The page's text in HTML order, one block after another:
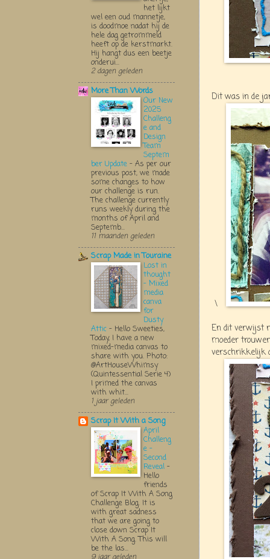
Dit was in de
\
En dit verwijst
moeder
het lijkt
wel een oud mannetje,
is doodmoe nadat hij de
hele dag getrommeld
heeft op de kerstmarkt.
Hij hangt dus een beetje
onderui...
2 dagen geleden
More Than Words
Our New
2025
Challeng
e and
Design
Team
Septem
ber Update - As per our
previous post, we made
some changes to how
our challenge is run.
The challenge currently
runs weekly during the
months of April and
Septemb...
11 maanden geleden
Scrap Made in Touraine
Lost in
thought
- Mixed
media
canva
for
Dusty
Attic - Hello Sweeties,
Today, I have a new
mixed-media canvas to
share with you. Photo:
@ArtHouseWhimsy
(Quintessential Serie 4)
I primed the canvas
with whit...
1 jaar geleden
Scrap It With a Song
April
Challeng
e -
Second
Reveal -
Hello
friends
of Scrap It With A Song
Challenge Blog. It is
with great sadness
that we are going to
close down Scrap It
With A Song. This will
be the las...